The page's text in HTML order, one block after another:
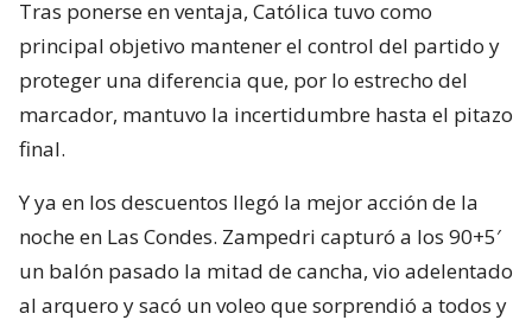
Tras ponerse en ventaja, Católica tuvo como
principal objetivo mantener el control del partido y
proteger una diferencia que, por lo estrecho del
marcador, mantuvo la incertidumbre hasta el pitazo
final.
Y ya en los descuentos llegó la mejor acción de la
noche en Las Condes. Zampedri capturó a los 90+5′
un balón pasado la mitad de cancha, vio adelentado
al arquero y sacó un voleo que sorprendió a todos y